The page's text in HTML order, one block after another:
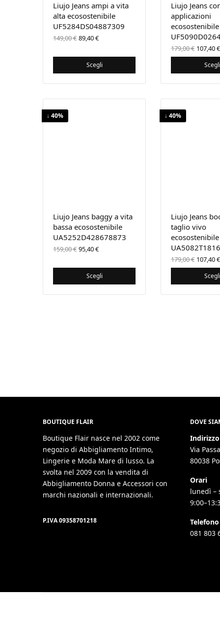
Liujo Jeans ampi a vita
alta ecosostenibile
UF5284DS04887309
149,00€ Il prezzo
originale
149,00 €.
89,40€Il
è:
89,40 €.
Scegli
Liujo Jeans
applicazioni
ecosostenibile
179,00€ Il
era:
107,40€
è:
Scegli
↓ 40%
Liujo Jeans baggy a vita
bassa ecosostenibile
UA5252D428678873
159,00€ Il prezzo
originale
159,00 €.
95,40€Il
è:
95,40 €.
Scegli
↓ 40%
Liujo Jeans
taglio vivo
ecosostenibile
179,00€ Il
era:
107,40€
è:
Scegli
BOUTIQUE FLAIR
Boutique Flair nasce nel 2002 come
negozio di Abbigliamento Intimo,
Lingerie e Moda Mare di lusso. La
svolta nel 2009 con la vendita di
Abbigliamento Donna e Accessori con
marchi nazionali e internazionali.
P.IVA 09358701218
DOVE
Indirizzo
Via
80038
Orari
lunedì –
Telefono
081 803